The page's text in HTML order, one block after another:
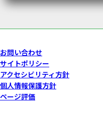
お問い合わせ
サイトポリシー
アクセシビリティ方針
個人情報保護方針
ページ評価